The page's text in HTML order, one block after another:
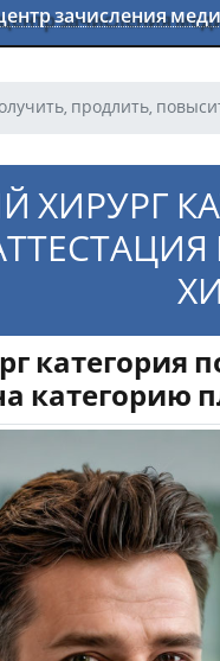
зачисления
продлить,
ХИРУРГ
категория
категорию